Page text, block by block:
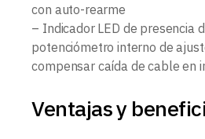
con auto-rearme
– Indicador LED de presencia
potenciómetro interno de
compensar caída de cable en
Ventajas y